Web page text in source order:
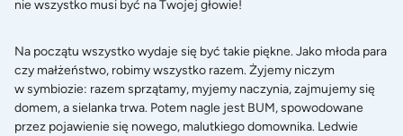
nie wszystko musi być na Twojej głowie!
Na początu wszystko wydaje się być takie piękne. Jako młoda para
czy małżeństwo, robimy wszystko razem. Żyjemy niczym
w symbiozie: razem sprzątamy, myjemy naczynia, zajmujemy się
domem, a sielanka trwa. Potem nagle jest BUM, spowodowane
przez pojawienie się nowego, malutkiego domownika. Ledwie